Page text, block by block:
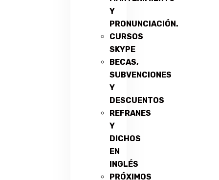
Y
PRONUNCIACIÓN.
CURSOS
SKYPE
BECAS,
SUBVENCIONES
Y
DESCUENTOS
REFRANES
Y
DICHOS
EN
INGLÉS
PRÓXIMOS